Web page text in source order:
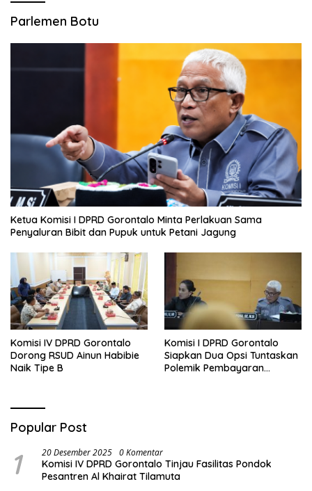
Parlemen Botu
Ketua Komisi I DPRD Gorontalo Minta Perlakuan Sama
Penyaluran Bibit dan Pupuk untuk Petani Jagung
Komisi IV DPRD Gorontalo
Dorong RSUD Ainun Habibie
Naik Tipe B
Komisi I DPRD Gorontalo
Siapkan Dua Opsi Tuntaskan
Polemik Pembayaran
Popular Post
1 20 Desember 2025 0 Komentar
Komisi IV DPRD Gorontalo Tinjau Fasilitas Pondok
Pesantren Al Khairat Tilamuta